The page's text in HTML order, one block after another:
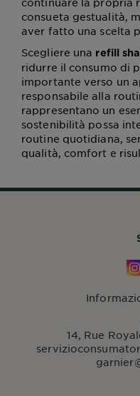
consueta gestualità,
aver fatto una scelta
Scegliere una refill
ridurre il consumo di
importante verso un
responsabile alla
rappresentano un
sostenibilità possa
routine quotidiana,
qualità, comfort e
14, Rue